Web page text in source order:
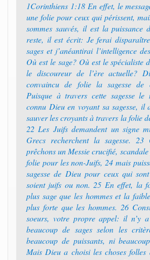
1Corinthiens 1:18 En effet, le
une folie pour ceux qui périssent,
sommes sauvés, il est la
reste, il est écrit: Je ferai
sages et j’anéantirai l’intelligence
Où est le sage? Où est le spécialiste
le discoureur de l’ère actuelle?
convaincu de folie la sagesse de
Puisque à travers cette sagesse le
connu Dieu en voyant sa sagesse,
sauver les croyants à travers la folie
22 Les Juifs demandent un signe
Grecs recherchent la sagesse.
prêchons un Messie crucifié,
folie pour les non-Juifs, 24 mais
sagesse de Dieu pour ceux qui
soient juifs ou non. 25 En effet, la
plus sage que les hommes et la
plus forte que les hommes. 26
soeurs, votre propre appel: il n’y
beaucoup de sages selon les
beaucoup de puissants, ni
Mais Dieu a choisi les choses